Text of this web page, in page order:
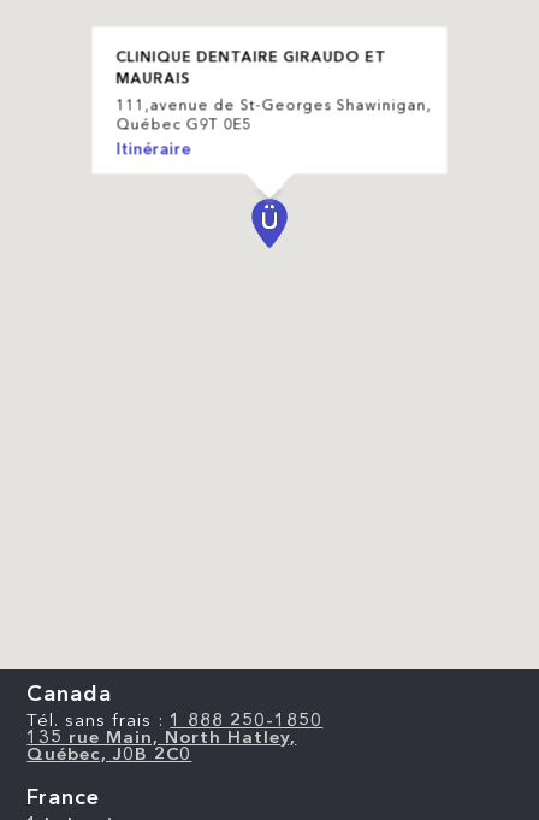
CLINIQUE DENTAIRE GIRAUDO ET
MAURAIS
111,avenue de St-Georges Shawinigan,
Québec G9T 0E5
Itinéraire
Canada
Tél. sans frais : 1 888 250-1850
135 rue Main, North Hatley,
Québec, J0B 2C0
France